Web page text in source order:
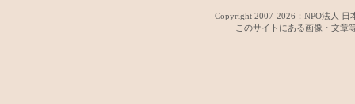
Copyright 2007-2026： NPO法人 日
このサイトにある画像・文章